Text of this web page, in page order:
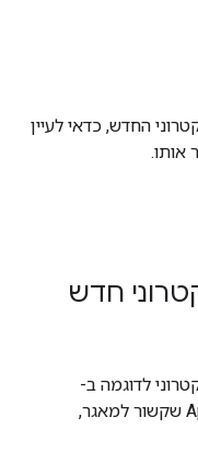
החדש, כדאי לעיין
חדש
לדוגמה ב-
Sheets, כולל פרויקט Apps Script שקשור למאגר,